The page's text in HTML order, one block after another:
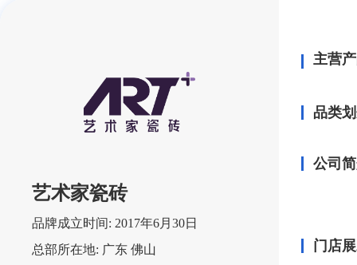
艺术家瓷砖
品牌成立时间: 2017年6月30日
总部所在地: 广东 佛山
主营
品类
公司
门店